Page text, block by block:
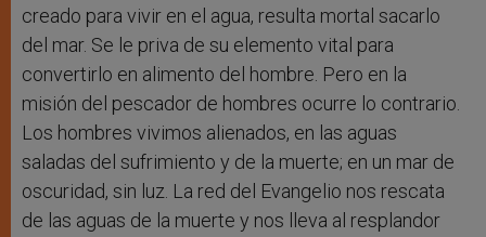
creado para vivir en el agua, resulta mortal sacarlo
del mar. Se le priva de su elemento vital para
convertirlo en alimento del hombre. Pero en la
misión del pescador de hombres ocurre lo contrario.
Los hombres vivimos alienados, en las aguas
saladas del sufrimiento y de la muerte; en un mar de
oscuridad, sin luz. La red del Evangelio nos rescata
de las aguas de la muerte y nos lleva al resplandor